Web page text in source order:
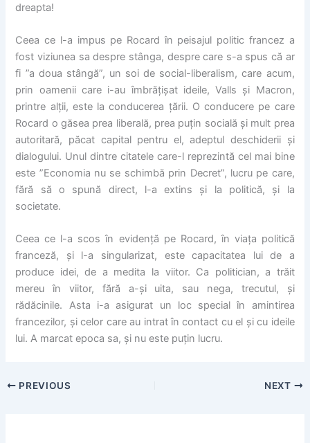
dreapta!
Ceea ce l-a impus pe Rocard în peisajul politic francez a
fost viziunea sa despre stânga, despre care s-a spus că ar
fi ”a doua stângă”, un soi de social-liberalism, care acum,
prin oamenii care i-au îmbrățișat ideile, Valls și Macron,
printre alții, este la conducerea țării. O conducere pe care
Rocard o găsea prea liberală, prea puțin socială și mult prea
autoritară, păcat capital pentru el, adeptul deschiderii și
dialogului. Unul dintre citatele care-l reprezintă cel mai bine
este ”Economia nu se schimbă prin Decret”, lucru pe care,
fără să o spună direct, l-a extins și la politică, și la
societate.
Ceea ce l-a scos în evidență pe Rocard, în viața politică
franceză, și l-a singularizat, este capacitatea lui de a
produce idei, de a medita la viitor. Ca politician, a trăit
mereu în viitor, fără a-și uita, sau nega, trecutul, și
rădăcinile. Asta i-a asigurat un loc special în amintirea
francezilor, și celor care au intrat în contact cu el și cu ideile
lui. A marcat epoca sa, și nu este puțin lucru.
PREVIOUS NEXT